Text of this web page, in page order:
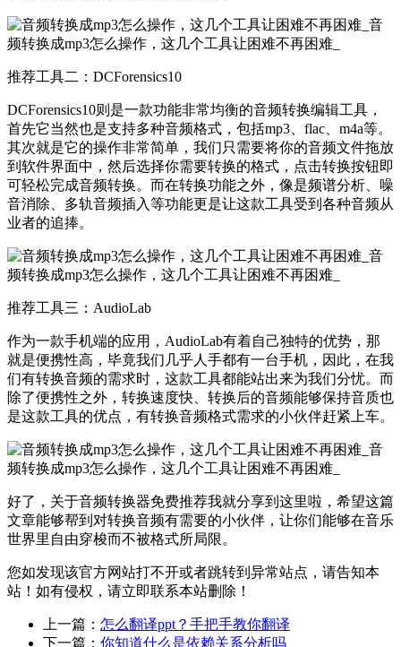
推荐工具二：DCForensics10
DCForensics10则是一款功能非常均衡的音频转换编辑工具，
首先它当然也是支持多种音频格式，包括mp3、flac、m4a等。
其次就是它的操作非常简单，我们只需要将你的音频文件拖放
到软件界面中，然后选择你需要转换的格式，点击转换按钮即
可轻松完成音频转换。而在转换功能之外，像是频谱分析、噪
音消除、多轨音频插入等功能更是让这款工具受到各种音频从
业者的追捧。
推荐工具三：AudioLab
作为一款手机端的应用，AudioLab有着自己独特的优势，那
就是便携性高，毕竟我们几乎人手都有一台手机，因此，在我
们有转换音频的需求时，这款工具都能站出来为我们分忧。而
除了便携性之外，转换速度快、转换后的音频能够保持音质也
是这款工具的优点，有转换音频格式需求的小伙伴赶紧上车。
好了，关于音频转换器免费推荐我就分享到这里啦，希望这篇
文章能够帮到对转换音频有需要的小伙伴，让你们能够在音乐
世界里自由穿梭而不被格式所局限。
您如发现该官方网站打不开或者跳转到异常站点，请告知本
站！如有侵权，请立即联系本站删除！
上一篇： 怎么翻译ppt？手把手教你翻译
下一篇： 你知道什么是依赖关系分析吗